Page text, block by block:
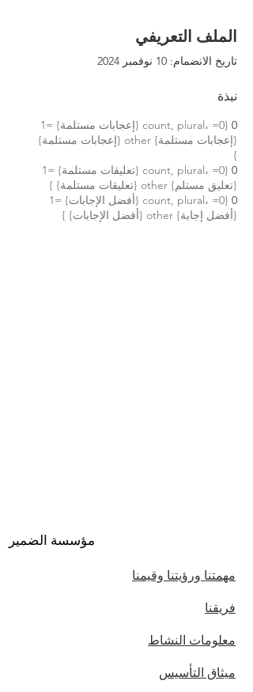
الملف التعريفي
تاريخ الانضمام: 10 نوفمبر 2024
نبذة
0
{count, plural، =0 {إعجابات مستلمة} =1
{إعجابات مستلمة} other {إعجابات مستلمة}
}
0
{count, plural، =0 {تعليقات مستلمة} =1
{تعليق مستلم} other {تعليقات مستلمة} }
0
{count, plural، =0 {أفضل الإجابات} =1
{أفضل إجابة} other {أفضل الإجابات} }
مؤسسة الضمير
مهمتنا ورؤيتنا وقيمنا
فريقنا
معلومات النشاط
ميثاق التأسيس